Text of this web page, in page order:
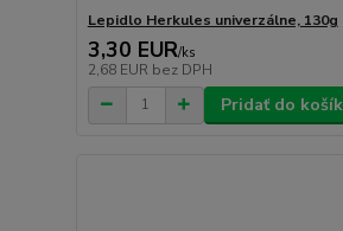
Lepidlo Herkules univerzálne, 130g
3,30 EUR/ks
2,68 EUR bez DPH
Pridať do